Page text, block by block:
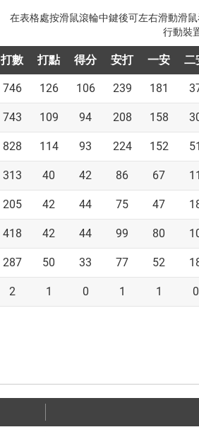
打數 打點 得分 安打 一安 二
746 126 106 239 181
743 109 94 208 158
828 114 93 224 152 51
313 40 42 86 67 11
205 42 44 75 47
418 42 44 99 80
287 50 33 77 52
2 1 0 1 1 0